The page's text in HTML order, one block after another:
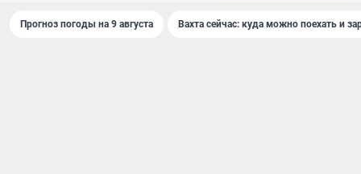
Прогноз погоды на 9 августа Вахта сейчас: куда можно поехать и